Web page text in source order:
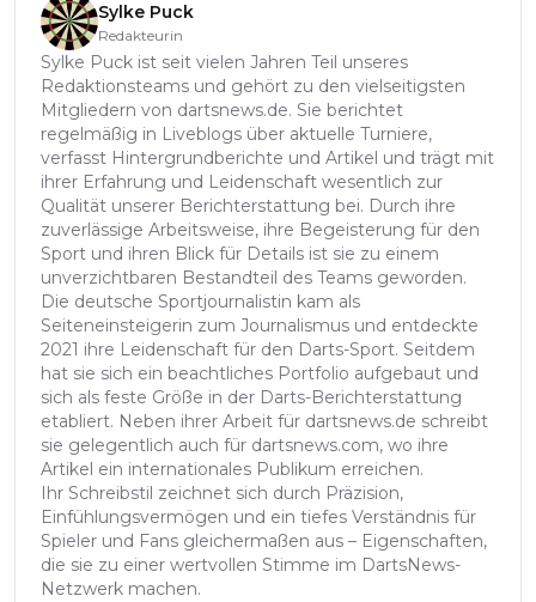
Sylke Puck
Redakteurin
Sylke Puck ist seit vielen Jahren Teil unseres
Redaktionsteams und gehört zu den vielseitigsten
Mitgliedern von dartsnews.de. Sie berichtet
regelmäßig in Liveblogs über aktuelle Turniere,
verfasst Hintergrundberichte und Artikel und trägt mit
ihrer Erfahrung und Leidenschaft wesentlich zur
Qualität unserer Berichterstattung bei. Durch ihre
zuverlässige Arbeitsweise, ihre Begeisterung für den
Sport und ihren Blick für Details ist sie zu einem
unverzichtbaren Bestandteil des Teams geworden.
Die deutsche Sportjournalistin kam als
Seiteneinsteigerin zum Journalismus und entdeckte
2021 ihre Leidenschaft für den Darts-Sport. Seitdem
hat sie sich ein beachtliches Portfolio aufgebaut und
sich als feste Größe in der Darts-Berichterstattung
etabliert. Neben ihrer Arbeit für dartsnews.de schreibt
sie gelegentlich auch für dartsnews.com, wo ihre
Artikel ein internationales Publikum erreichen.
Ihr Schreibstil zeichnet sich durch Präzision,
Einfühlungsvermögen und ein tiefes Verständnis für
Spieler und Fans gleichermaßen aus – Eigenschaften,
die sie zu einer wertvollen Stimme im DartsNews-
Netzwerk machen.